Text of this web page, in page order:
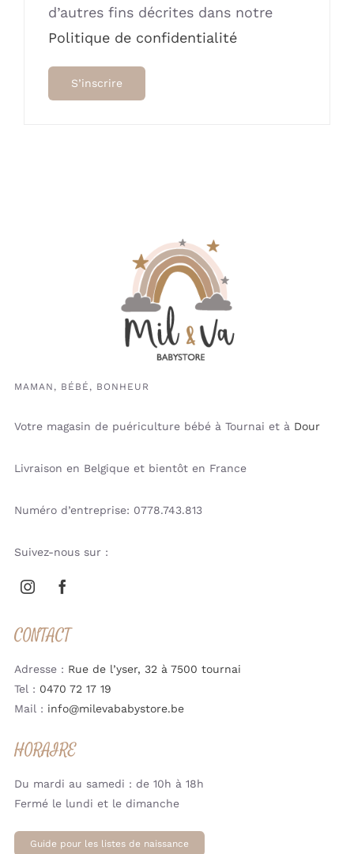
d’autres fins décrites dans notre
Politique de confidentialité
S’inscrire
MAMAN, BÉBÉ, BONHEUR
Votre magasin de puériculture bébé à Tournai et à Dour
Livraison en Belgique et bientôt en France
Numéro d’entreprise: 0778.743.813
Suivez-nous sur :
CONTACT
Adresse : Rue de l’yser, 32 à 7500 tournai
Tel : 0470 72 17 19
Mail : info@milevababystore.be
HORAIRE
Du mardi au samedi : de 10h à 18h
Fermé le lundi et le dimanche
Guide pour les listes de naissance